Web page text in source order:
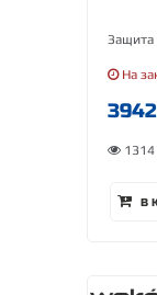
Защита
На
1314
В